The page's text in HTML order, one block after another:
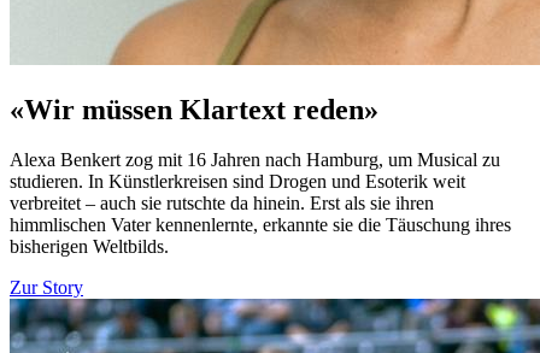
«Wir müssen Klartext reden»
Alexa Benkert zog mit 16 Jahren nach Hamburg, um Musical zu
studieren. In Künstlerkreisen sind Drogen und Esoterik weit
verbreitet – auch sie rutschte da hinein. Erst als sie ihren
himmlischen Vater kennenlernte, erkannte sie die Täuschung ihres
bisherigen Weltbilds.
Zur Story